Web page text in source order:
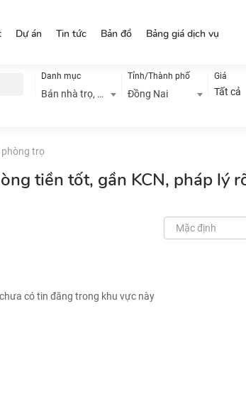
Dự án Tin tức Bản đồ Bảng giá dịch vụ
Danh mục
Bán nhà trọ, dãy phòng trọ
Tỉnh/Thành phố
Đồng Nai
Giá
Tất cả
phòng trọ
tiền tốt, gần KCN, pháp lý
Mặc định
có tin đăng trong khu vực này